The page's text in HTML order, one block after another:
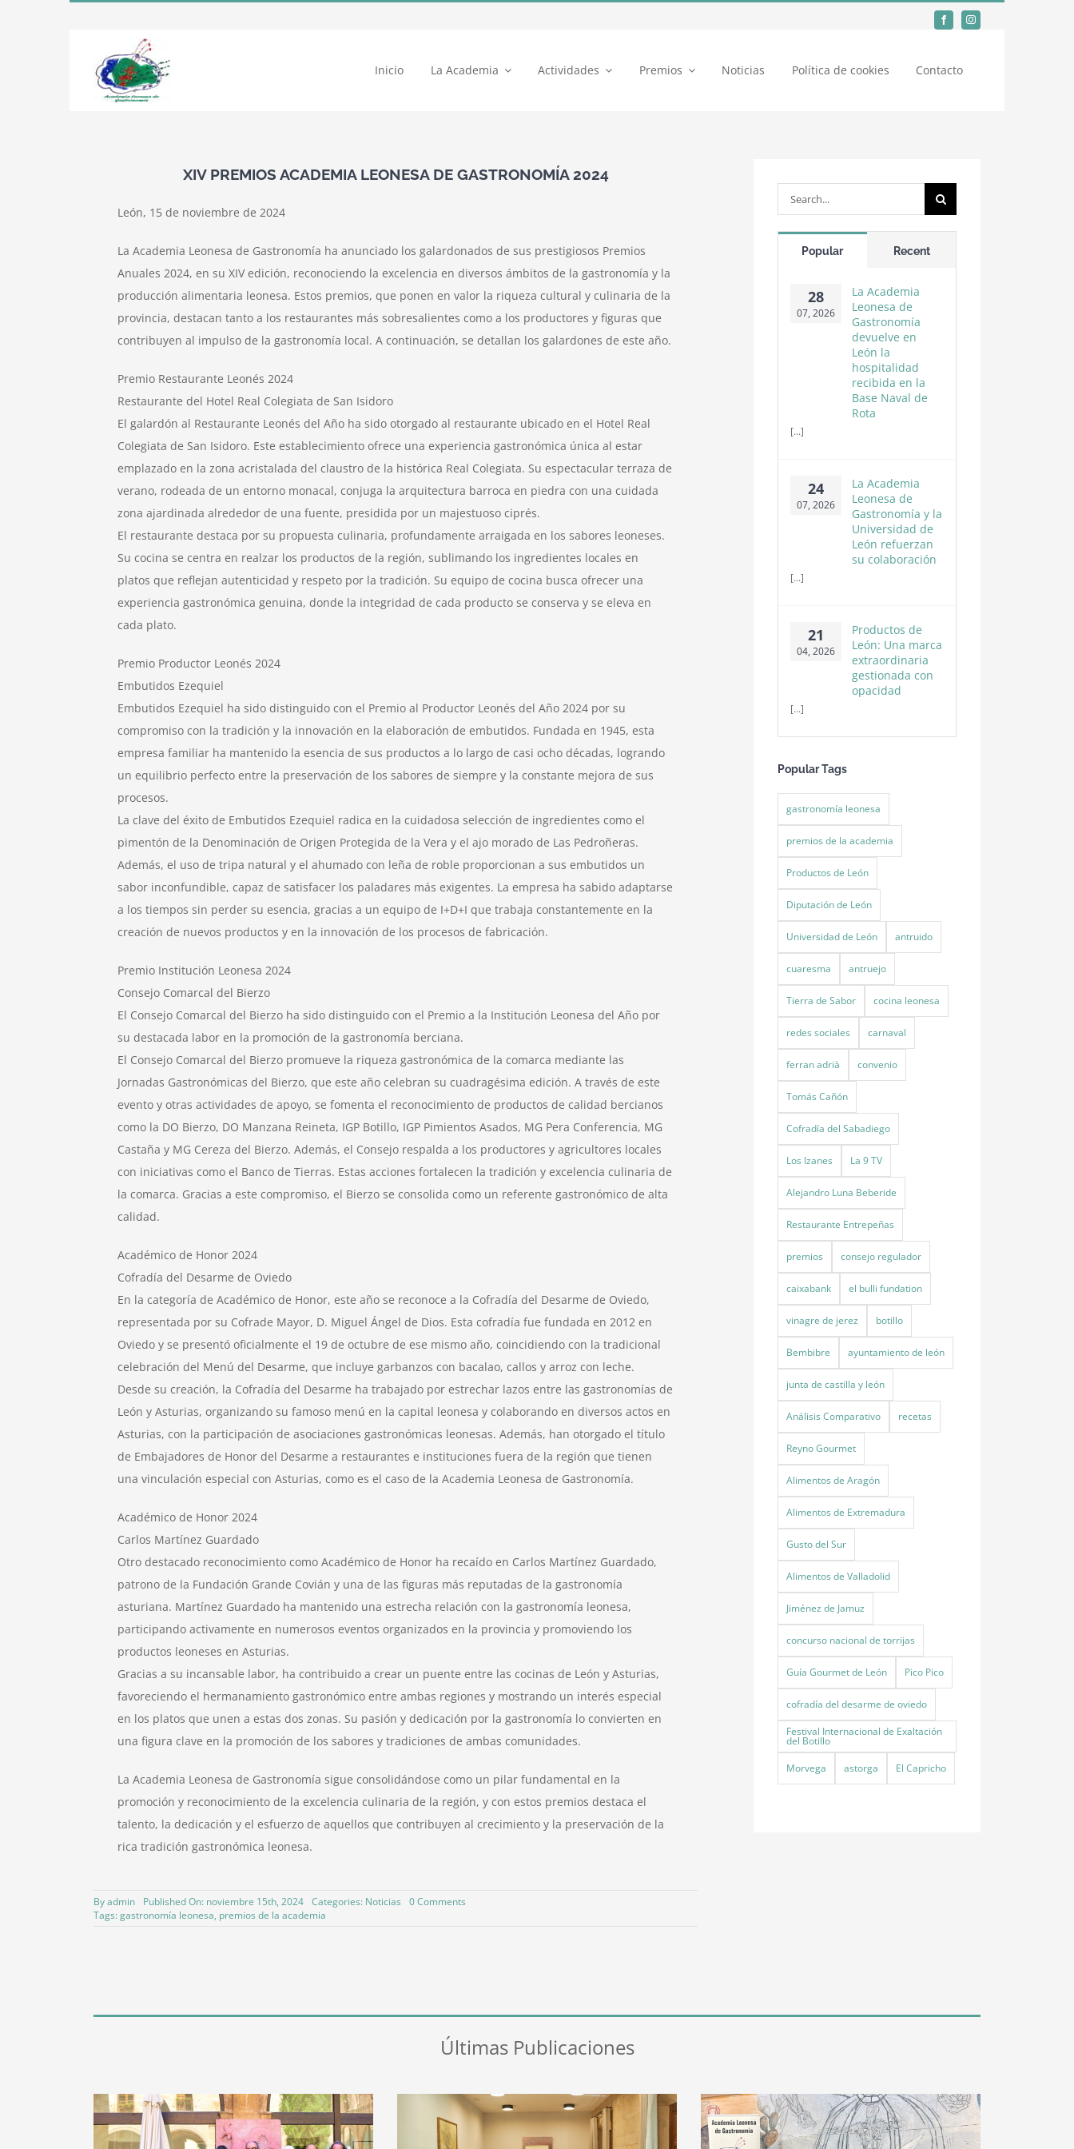
Inicio
La Academia Actividades Premios Noticias Política de cookies Contacto
XIV PREMIOS ACADEMIA LEONESA DE GASTRONOMÍA 2024
León, 15 de noviembre de 2024
La Academia Leonesa de Gastronomía ha anunciado los galardonados de sus prestigiosos Premios
Anuales 2024, en su XIV edición, reconociendo la excelencia en diversos ámbitos de la gastronomía y la
producción alimentaria leonesa. Estos premios, que ponen en valor la riqueza cultural y culinaria de la
provincia, destacan tanto a los restaurantes más sobresalientes como a los productores y figuras que
contribuyen al impulso de la gastronomía local. A continuación, se detallan los galardones de este año.
Premio Restaurante Leonés 2024
Restaurante del Hotel Real Colegiata de San Isidoro
El galardón al Restaurante Leonés del Año ha sido otorgado al restaurante ubicado en el Hotel Real
Colegiata de San Isidoro. Este establecimiento ofrece una experiencia gastronómica única al estar
emplazado en la zona acristalada del claustro de la histórica Real Colegiata. Su espectacular terraza de
verano, rodeada de un entorno monacal, conjuga la arquitectura barroca en piedra con una cuidada
zona ajardinada alrededor de una fuente, presidida por un majestuoso ciprés.
El restaurante destaca por su propuesta culinaria, profundamente arraigada en los sabores leoneses.
Su cocina se centra en realzar los productos de la región, sublimando los ingredientes locales en
platos que reflejan autenticidad y respeto por la tradición. Su equipo de cocina busca ofrecer una
experiencia gastronómica genuina, donde la integridad de cada producto se conserva y se eleva en
cada plato.
Premio Productor Leonés 2024
Embutidos Ezequiel
Embutidos Ezequiel ha sido distinguido con el Premio al Productor Leonés del Año 2024 por su
compromiso con la tradición y la innovación en la elaboración de embutidos. Fundada en 1945, esta
empresa familiar ha mantenido la esencia de sus productos a lo largo de casi ocho décadas, logrando
un equilibrio perfecto entre la preservación de los sabores de siempre y la constante mejora de sus
procesos.
La clave del éxito de Embutidos Ezequiel radica en la cuidadosa selección de ingredientes como el
pimentón de la Denominación de Origen Protegida de la Vera y el ajo morado de Las Pedroñeras.
Además, el uso de tripa natural y el ahumado con leña de roble proporcionan a sus embutidos un
sabor inconfundible, capaz de satisfacer los paladares más exigentes. La empresa ha sabido adaptarse
a los tiempos sin perder su esencia, gracias a un equipo de I+D+I que trabaja constantemente en la
creación de nuevos productos y en la innovación de los procesos de fabricación.
Premio Institución Leonesa 2024
Consejo Comarcal del Bierzo
El Consejo Comarcal del Bierzo ha sido distinguido con el Premio a la Institución Leonesa del Año por
su destacada labor en la promoción de la gastronomía berciana.
El Consejo Comarcal del Bierzo promueve la riqueza gastronómica de la comarca mediante las
Jornadas Gastronómicas del Bierzo, que este año celebran su cuadragésima edición. A través de este
evento y otras actividades de apoyo, se fomenta el reconocimiento de productos de calidad bercianos
como la DO Bierzo, DO Manzana Reineta, IGP Botillo, IGP Pimientos Asados, MG Pera Conferencia, MG
Castaña y MG Cereza del Bierzo. Además, el Consejo respalda a los productores y agricultores locales
con iniciativas como el Banco de Tierras. Estas acciones fortalecen la tradición y excelencia culinaria de
la comarca. Gracias a este compromiso, el Bierzo se consolida como un referente gastronómico de alta
calidad.
Académico de Honor 2024
Cofradía del Desarme de Oviedo
En la categoría de Académico de Honor, este año se reconoce a la Cofradía del Desarme de Oviedo,
representada por su Cofrade Mayor, D. Miguel Ángel de Dios. Esta cofradía fue fundada en 2012 en
Oviedo y se presentó oficialmente el 19 de octubre de ese mismo año, coincidiendo con la tradicional
celebración del Menú del Desarme, que incluye garbanzos con bacalao, callos y arroz con leche.
Desde su creación, la Cofradía del Desarme ha trabajado por estrechar lazos entre las gastronomías de
León y Asturias, organizando su famoso menú en la capital leonesa y colaborando en diversos actos en
Asturias, con la participación de asociaciones gastronómicas leonesas. Además, han otorgado el título
de Embajadores de Honor del Desarme a restaurantes e instituciones fuera de la región que tienen
una vinculación especial con Asturias, como es el caso de la Academia Leonesa de Gastronomía.
Académico de Honor 2024
Carlos Martínez Guardado
Otro destacado reconocimiento como Académico de Honor ha recaído en Carlos Martínez Guardado,
patrono de la Fundación Grande Covián y una de las figuras más reputadas de la gastronomía
asturiana. Martínez Guardado ha mantenido una estrecha relación con la gastronomía leonesa,
participando activamente en numerosos eventos organizados en la provincia y promoviendo los
productos leoneses en Asturias.
Gracias a su incansable labor, ha contribuido a crear un puente entre las cocinas de León y Asturias,
favoreciendo el hermanamiento gastronómico entre ambas regiones y mostrando un interés especial
en los platos que unen a estas dos zonas. Su pasión y dedicación por la gastronomía lo convierten en
una figura clave en la promoción de los sabores y tradiciones de ambas comunidades.
La Academia Leonesa de Gastronomía sigue consolidándose como un pilar fundamental en la
promoción y reconocimiento de la excelencia culinaria de la región, y con estos premios destaca el
talento, la dedicación y el esfuerzo de aquellos que contribuyen al crecimiento y la preservación de la
rica tradición gastronómica leonesa.
Byadmin Published On: noviembre 15th, 2024 Categories: Noticias 0 Comments
Tags:gastronomía leonesa, premios de la academia
Search
for:
Popular Recent
28
07, 2026
La Academia
Leonesa de
Gastronomía
devuelve en
León la
hospitalidad
recibida en la
Base Naval de
Rota
[...]
24
07, 2026
La Academia
Leonesa de
Gastronomía y la
Universidad de
León refuerzan
su colaboración
[...]
21
04, 2026
Productos de
León: Una marca
extraordinaria
gestionada con
opacidad
[...]
Popular Tags
gastronomía leonesa
premios de la academia
Productos de León
Diputación de León
Universidad de León antruido
cuaresma antruejo
Tierra de Sabor cocina leonesa
redes sociales carnaval
ferran adrià convenio
Tomás Cañón
Cofradía del Sabadiego
Los Izanes La 9 TV
Alejandro Luna Beberide
Restaurante Entrepeñas
premios consejo regulador
caixabank el bulli fundation
vinagre de jerez botillo
Bembibre ayuntamiento de león
junta de castilla y león
Análisis Comparativo recetas
Reyno Gourmet
Alimentos de Aragón
Alimentos de Extremadura
Gusto del Sur
Alimentos de Valladolid
Jiménez de Jamuz
concurso nacional de torrijas
Guía Gourmet de León Pico Pico
cofradía del desarme de oviedo
Festival Internacional de Exaltación
del Botillo
Morvega
astorga El Capricho
Últimas Publicaciones